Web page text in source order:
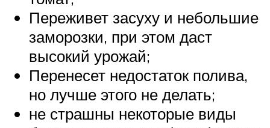
Переживет засуху и небольшие
заморозки, при этом даст
высокий урожай;
Перенесет недостаток полива,
но лучше этого не делать;
не страшны некоторые виды